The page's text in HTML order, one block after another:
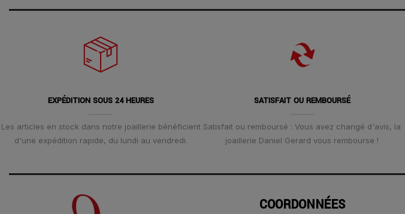
EXPÉDITION SOUS 24 HEURES
Les articles en stock dans notre joaillerie bénéficient
d'une expédition rapide, du lundi au vendredi.
SATISFAIT OU REMBOURSÉ
Satisfait ou remboursé : Vous avez changé d'avis, la
joaillerie Daniel Gerard vous rembourse !
COORDONNÉES